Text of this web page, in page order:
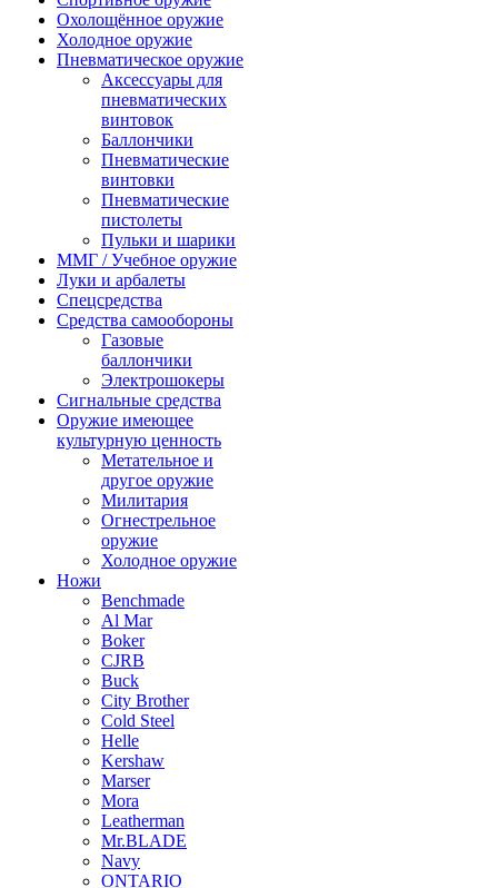
Охолощённое оружие
Холодное оружие
Пневматическое оружие
Аксессуары для
пневматических
винтовок
Баллончики
Пневматические
винтовки
Пневматические
пистолеты
Пульки и шарики
ММГ / Учебное оружие
Луки и арбалеты
Спецсредства
Средства самообороны
Газовые
баллончики
Электрошокеры
Сигнальные средства
Оружие имеющее
культурную ценность
Метательное и
другое оружие
Милитария
Огнестрельное
оружие
Холодное оружие
Ножи
Benchmade
Al Mar
Boker
CJRB
Buck
City Brother
Cold Steel
Helle
Kershaw
Marser
Mora
Leatherman
Mr.BLADE
Navy
ONTARIO